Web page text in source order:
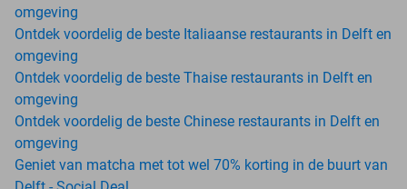
omgeving
Ontdek voordelig de beste Italiaanse restaurants in Delft en
omgeving
Ontdek voordelig de beste Thaise restaurants in Delft en
omgeving
Ontdek voordelig de beste Chinese restaurants in Delft en
omgeving
Geniet van matcha met tot wel 70% korting in de buurt van